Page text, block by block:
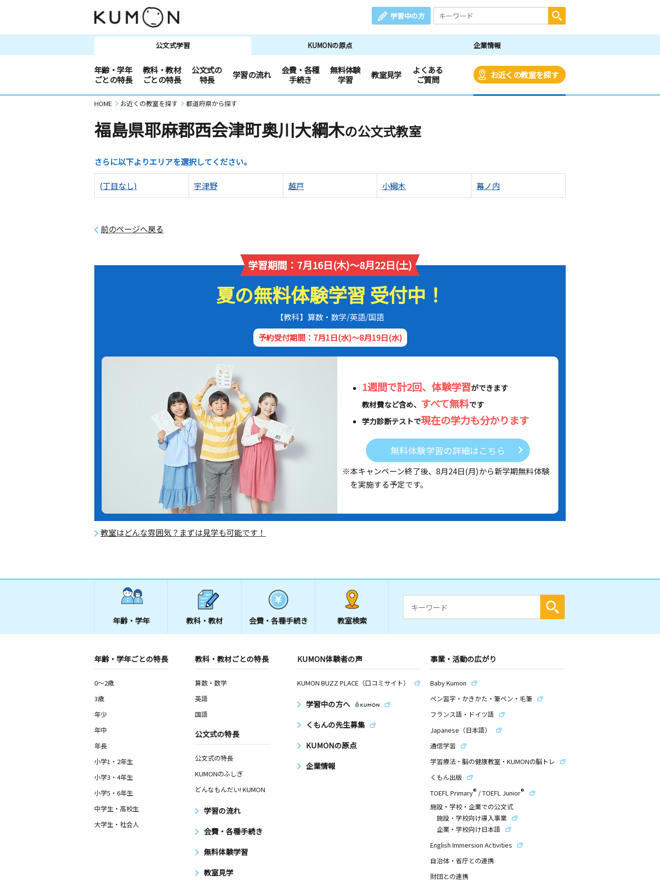
学習中の方
公文式学習 KUMONの原点 企業情報
年齢・学年
ごとの特長
教科・教材
ごとの特長
公文式の
特長
学習の流れ
会費・各種
手続き
無料体験
学習
教室見学
よくある
ご質問
お近くの教室を探す
HOME お近くの教室を探す 都道府県から探す
福島県耶麻郡西会津町奥川大綱木の公文式教室
さらに以下よりエリアを選択してください。
(丁目なし) 宇津野 越戸 小綱木 幕ノ内
前のページへ戻る
学習期間：7月16日(木)～8月22日(土)
夏の無料体験学習 受付中！
【教科】算数・数学/英語/国語
予約受付期間：7月1日(水)～8月19日(水)
1週間で計2回、体験学習ができます
教材費など含め、 すべて無料です
学力診断テストで現在の学力も分かります
無料体験学習の詳細はこちら
※本キャンペーン終了後、 8月24日(月)から新学期無料体験
を実施する予定です。
教室はどんな雰囲気？まずは見学も可能です！
年齢・学年 教科・教材 会費・ 各種手続き 教室検索
年齢・学年ごとの特長
0～2歳
3歳
年少
年中
年長
小学1・2年生
小学3・4年生
小学5・6年生
中学生・高校生
大学生・社会人
教科・教材ごとの特長
算数・数学
英語
国語
公文式の特長
公文式の特長
KUMONのふしぎ
どんなもんだい! KUMON
学習の流れ
会費・各種手続き
無料体験学習
教室見学
KUMON体験者の声
KUMON BUZZ PLACE（口コミサイト）
学習中の方へ
くもんの先生募集
KUMONの原点
企業情報
事業・活動の広がり
Baby Kumon
ペン習字・かきかた・筆ペン・毛筆
フランス語・ドイツ語
Japanese（日本語）
通信学習
学習療法・脳の健康教室・KUMONの脳トレ
くもん出版
TOEFL Primary® /TOEFL Junior®
施設・学校・企業での公文式
施設・学校向け導入事業
企業・学校向け日本語
English Immersion Activities
自治体・省庁との連携
財団との連携